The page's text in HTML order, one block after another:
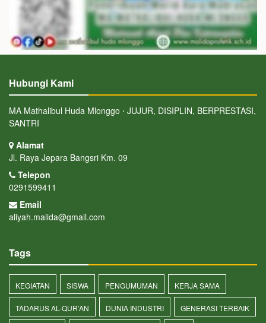
Hubungi Kami
MA Mathalibul Huda Mlonggo ⋅ JUJUR, DISIPLIN, BERPRESTASI,
SANTRI
Alamat
Jl. Raya Jepara Bangsri Km. 09
Telepon
0291599411
Email
aliyah.malida@gmail.com
Tags
KEGIATAN SISWA PENGUMUMAN KERJA SAMA
TADARUS AL-QUR’AN DUNIA INDUSTRI GENERASI TERBAIK